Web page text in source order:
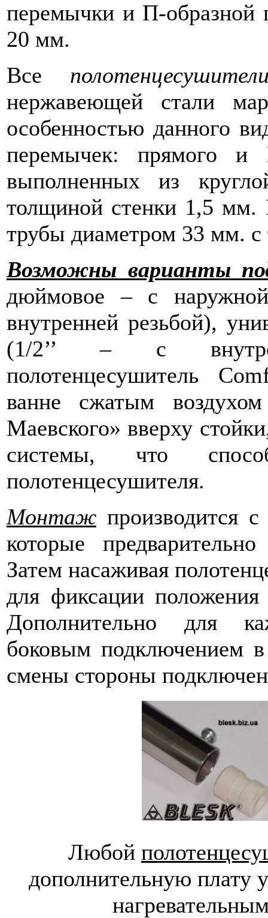
перемычки и П-образной
20 мм.
Все
нержавеющей стали
особенностью данного
перемычек: прямого и
выполненныхиз
толщиной стенки 1,5 мм.
трубы диаметром 33 мм.
Возможны варианты
дюймовое – c
внутренней резьбой),
(1/2’’ – c
полотенцесушитель
ванне сжатым
Маевского» вверху
системы, что
полотенцесушителя.
Монтаж производится
которые
Затем насаживая
для фиксации
Дополнительно для
боковым подключением
смены стороны
Любой
дополнительную плату